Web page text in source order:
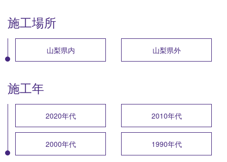
施工場所
山梨県内 山梨県外
施工年
2020年代 2010年代
2000年代 1990年代